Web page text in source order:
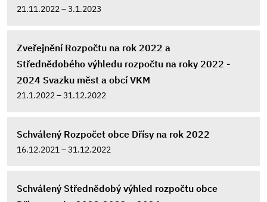
21.11.2022 – 3.1.2023
Zveřejnění Rozpočtu na rok 2022 a
Střednědobého výhledu rozpočtu na roky 2022 -
2024 Svazku měst a obcí VKM
21.1.2022 – 31.12.2022
Schválený Rozpočet obce Dřísy na rok 2022
16.12.2021 – 31.12.2022
Schválený Střednědobý výhled rozpočtu obce